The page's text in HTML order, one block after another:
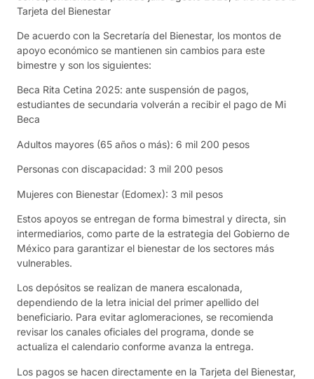
Tarjeta del Bienestar
De acuerdo con la Secretaría del Bienestar, los montos de
apoyo económico se mantienen sin cambios para este
bimestre y son los siguientes:
Beca Rita Cetina 2025: ante suspensión de pagos,
estudiantes de secundaria volverán a recibir el pago de Mi
Beca
Adultos mayores (65 años o más): 6 mil 200 pesos
Personas con discapacidad: 3 mil 200 pesos
Mujeres con Bienestar (Edomex): 3 mil pesos
Estos apoyos se entregan de forma bimestral y directa, sin
intermediarios, como parte de la estrategia del Gobierno de
México para garantizar el bienestar de los sectores más
vulnerables.
Los depósitos se realizan de manera escalonada,
dependiendo de la letra inicial del primer apellido del
beneficiario. Para evitar aglomeraciones, se recomienda
revisar los canales oficiales del programa, donde se
actualiza el calendario conforme avanza la entrega.
Los pagos se hacen directamente en la Tarjeta del Bienestar,